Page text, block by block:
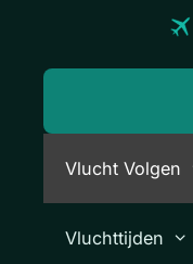
Vlucht Volgen
Vluchttijden